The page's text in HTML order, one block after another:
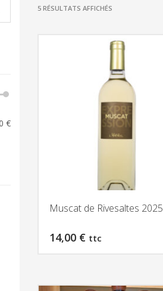
5 RÉSULTATS AFFICHÉSTRIÉ
CROISSANT
Muscat de Rivesaltes 2025
14,00 € ttc
Prix
Prix
€